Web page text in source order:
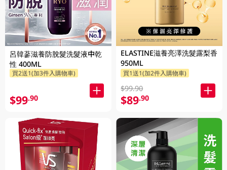
呂韓蔘滋養防脫髮洗髮液中乾
性 400ML
買2送1(加3件入購物車)
$99.90
ELASTINE滋養亮澤洗髮露梨香
950ML
買1送1(加2件入購物車)
$99.90
$89.90